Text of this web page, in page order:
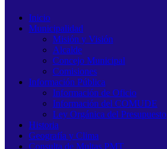
Inicio
Municipalidad
Misión y Visión
Alcalde
Concejo Municipal
Comisiones
Información Pública
Información de Oficio
Información del COMUDE
Ley Orgánica del Presupuesto
Historia
Geografía y Clima
Consulta de Multas PMT